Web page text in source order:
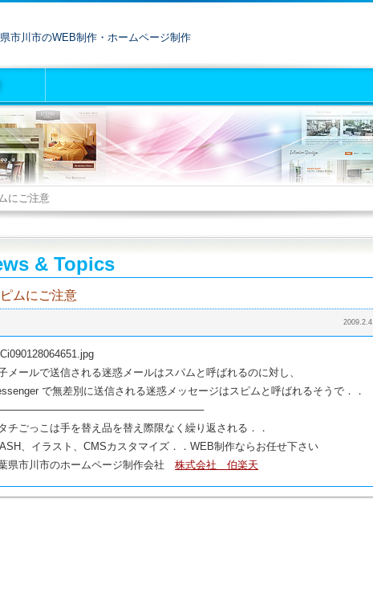
市川市のWEB制作・ホームページ制作
にご注意
& Topics
ムにご注意
2009.2.4
メールで送信される迷惑メールはスパムと呼ばれるのに対し、
で無差別に送信される迷惑メッセージはスピムと呼ばれるそうで．．
チごっこは手を替え品を替え際限なく繰り返される．．
、イラスト、CMSカスタマイズ．．WEB制作ならお任せ下さい
県市川市のホームページ制作会社 株式会社 伯楽天